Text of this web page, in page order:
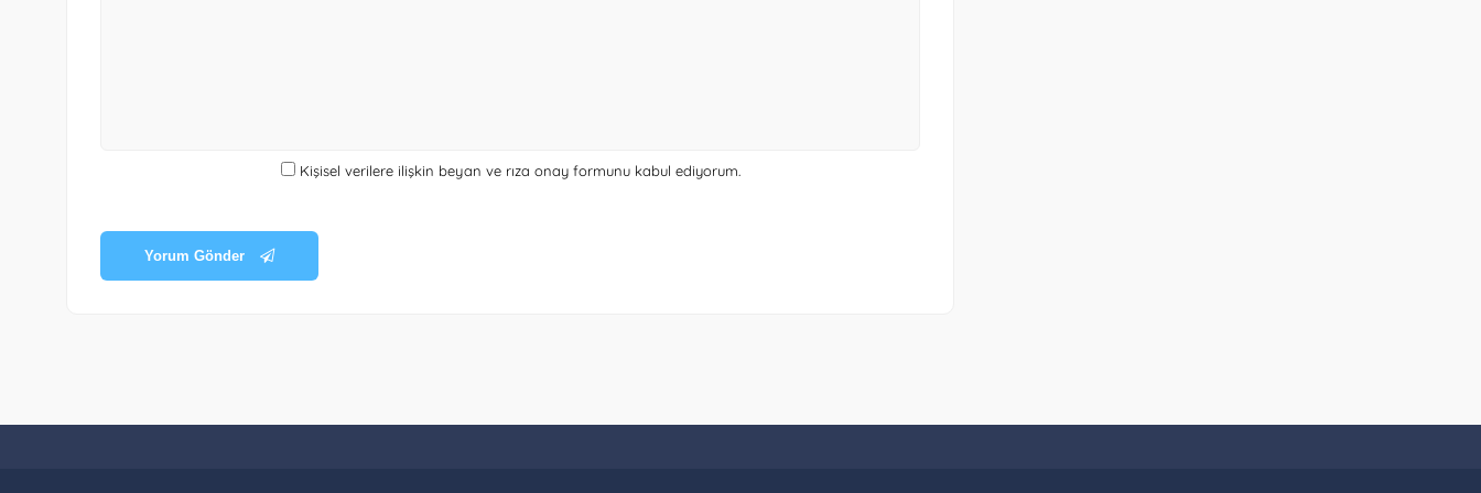
Kişisel verilere ilişkin beyan ve rıza onay formunukabul ediyorum.
Yorum Gönder